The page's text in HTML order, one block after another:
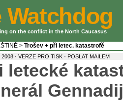
Watchdog
on the conflict in the North Caucasus
> Trošev + při letec. katastrofě
· VERZE PRO TISK · POSLAT MAILEM
letecké